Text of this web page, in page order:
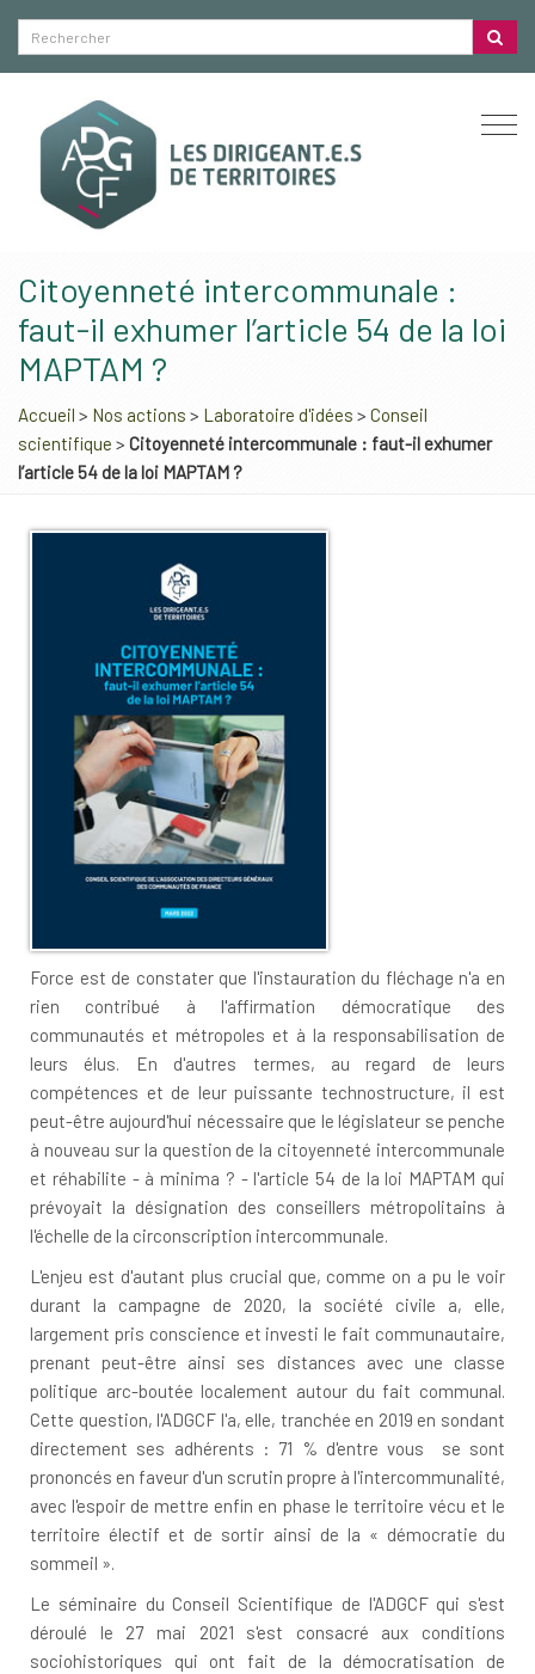
Citoyenneté intercommunale :
faut-il exhumer l’article 54 de la loi
MAPTAM ?
Accueil > Nos actions > Laboratoire d'idées > Conseil
scientifique > Citoyenneté intercommunale : faut-il exhumer
l’article 54 de la loi MAPTAM ?
Force est de constater que l'instauration du fléchage n'a en
rien contribué à l'affirmation démocratique des
communautés et métropoles et à la responsabilisation de
leurs élus. En d'autres termes, au regard de leurs
compétences et de leur puissante technostructure, il est
peut-être aujourd'hui nécessaire que le législateur se penche
à nouveau sur la question de la citoyenneté intercommunale
et réhabilite - à minima ? - l'article 54 de la loi MAPTAM qui
prévoyait la désignation des conseillers métropolitains à
l'échelle de la circonscription intercommunale.
L'enjeu est d'autant plus crucial que, comme on a pu le voir
durant la campagne de 2020, la société civile a, elle,
largement pris conscience et investi le fait communautaire,
prenant peut-être ainsi ses distances avec une classe
politique arc-boutée localement autour du fait communal.
Cette question, l'ADGCF l'a, elle, tranchée en 2019 en sondant
directement ses adhérents : 71 % d'entre vous se sont
prononcés en faveur d'un scrutin propre à l'intercommunalité,
avec l'espoir de mettre enfin en phase le territoire vécu et le
territoire électif et de sortir ainsi de la « démocratie du
sommeil ».
Le séminaire du Conseil Scientifique de l'ADGCF qui s'est
déroulé le 27 mai 2021 s'est consacré aux conditions
sociohistoriques qui ont fait de la démocratisation de